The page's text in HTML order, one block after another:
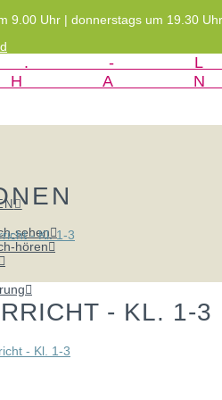
9.00 Uhr | donnerstags um 19.30 Uhr
sehen
hören
- Kl. 1-3
- KL. 1-3
- Kl. 1-3